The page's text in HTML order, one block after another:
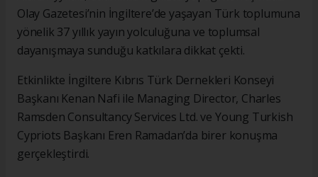
Olay Gazetesi’nin İngiltere’de yaşayan Türk toplumuna
yönelik 37 yıllık yayın yolculuğuna ve toplumsal
dayanışmaya sunduğu katkılara dikkat çekti.
Etkinlikte İngiltere Kıbrıs Türk Dernekleri Konseyi
Başkanı Kenan Nafi ile Managing Director, Charles
Ramsden Consultancy Services Ltd. ve Young Turkish
Cypriots Başkanı Eren Ramadan’da birer konuşma
gerçekleştirdi.